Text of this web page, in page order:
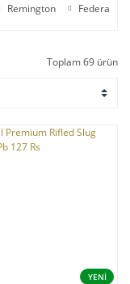
Remington Federal
Toplam 69 ürün
YENİ